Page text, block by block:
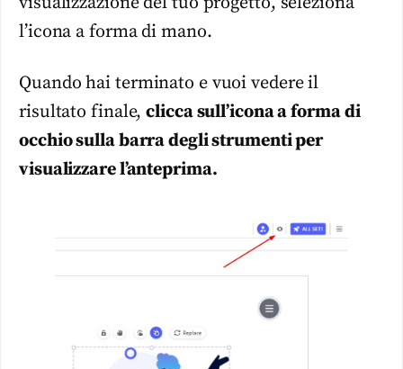
l’icona a forma di mano.
Quando hai terminato e vuoi vedere il
risultato finale,clicca sull’icona a forma di
occhio sulla barra degli strumenti per
visualizzare l’anteprima.